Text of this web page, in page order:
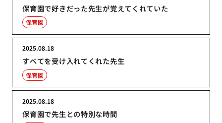
保育園で好きだった先生が覚えてくれていた
保育園
すべてを受け入れてくれた先生
2025.08.18
保育園
保育園で先生との特別な時間
2025.08.18